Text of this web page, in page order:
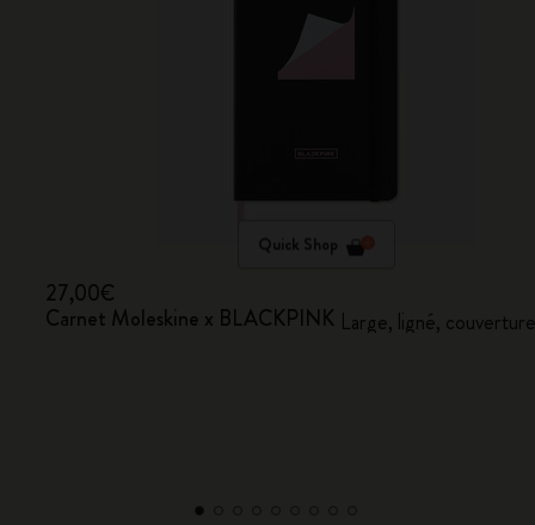
Quick Shop
27,00€
Carnet Moleskine x BLACKPINK Large, ligné,